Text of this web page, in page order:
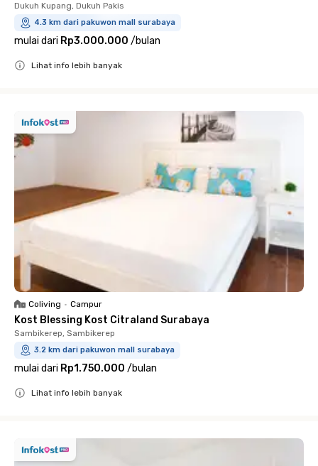
Dukuh Kupang, Dukuh Pakis
4.3 km dari pakuwon mall surabaya
mulai dari Rp3.000.000 /bulan
Lihat info lebih banyak
Coliving • Campur
Kost Blessing Kost Citraland Surabaya
Sambikerep, Sambikerep
3.2 km dari pakuwon mall surabaya
mulai dari Rp1.750.000 /bulan
Lihat info lebih banyak